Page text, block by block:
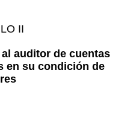
II
auditor de cuentas
en su condición de